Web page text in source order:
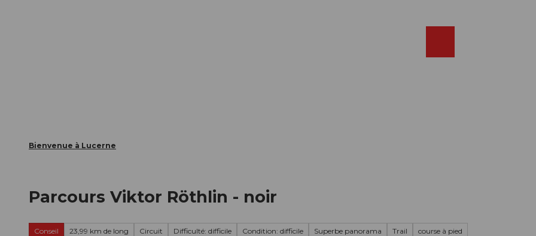
Bienvenue à Lucerne
Parcours Viktor Röthlin - noir
Conseil 23,99 km de long Circuit Difficulté: difficile Condition: difficile Superbe panorama Trail course à pied